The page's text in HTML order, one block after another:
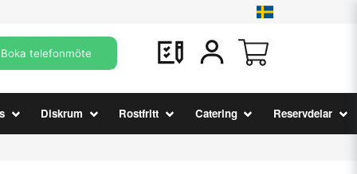
Boka telefonmöte
Diskrum Rostfritt Catering Reservdelar